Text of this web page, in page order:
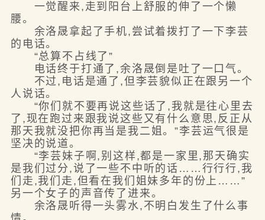
一觉醒来,走到阳台上舒服的伸了一个懒
腰。
余洛晟拿起了手机,尝试着拨打了一下李芸
的电话。
“总算不占线了”
电话终于打通了,余洛晟倒是吐了一口气。
不过,电话是通了,但李芸貌似正在跟另一个
人说话。
“你们就不要再说这些话了,我就是往心里去
了,现在跑过来跟我说这些又有什么意思,反正从
那天我就没把你再当是我二姐。”李芸运气很是
坚决的说道。
“李芸妹子啊,别这样,都是一家里,那天确实
是我们过分,说了一些不中听的话……行行行,我
们走,我们走,但看在我们姐妹多年的份上……”
另一个女子的声音传了进来。
余洛晟听得一头雾水,不明白发生了什么事